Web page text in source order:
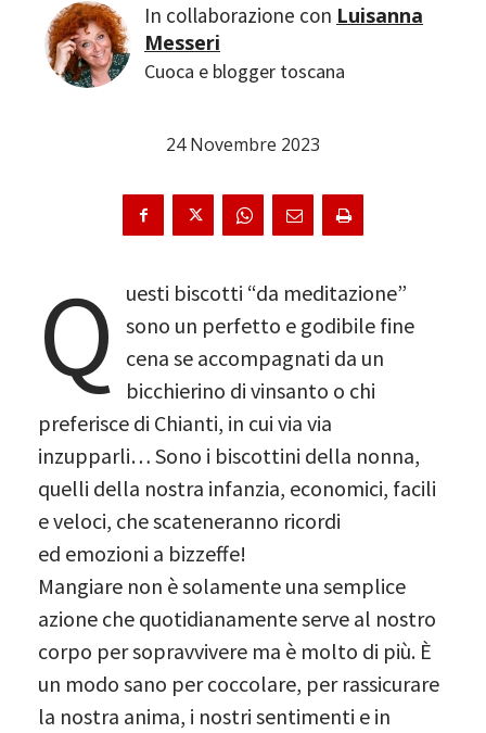
Luisanna
Messeri
Cuoca e blogger toscana
24 Novembre 2023
Q
uesti biscotti “da meditazione”
sono un perfetto e godibile fine
cena se accompagnati da un
bicchierino di vinsanto o chi
preferisce di Chianti, in cui via via
inzupparli… Sono i biscottini della nonna,
quelli della nostra infanzia, economici, facili
e veloci, che scateneranno ricordi
ed emozioni a bizzeffe!
Mangiare non è solamente una semplice
azione che quotidianamente serve al nostro
corpo per sopravvivere ma è molto di più. È
un modo sano per coccolare, per rassicurare
la nostra anima, i nostri sentimenti e in